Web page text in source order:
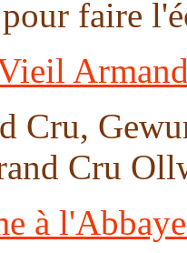
pour faire
Cru,
Cru
à